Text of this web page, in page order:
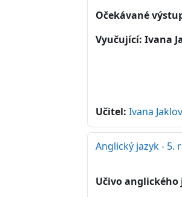
Očekávané
Vyučující: Ivana
Učitel: Ivana
Anglický jazyk - 5.
Učivo